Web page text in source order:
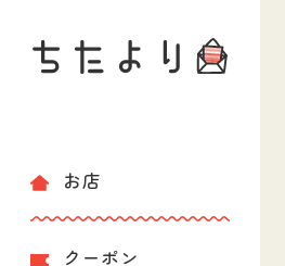
お店
クーポン